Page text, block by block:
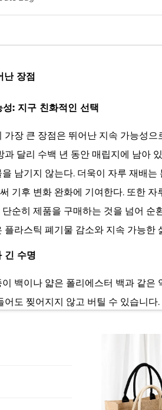
난 장점
: 지구 친화적인 선택
가장 큰 장점은 뛰어난 지속 가능성
과 달리 수백 년 동안 매립지에 남아
남기지 않는다. 더욱이 자루 재배
기후 변화 완화에 기여한다. 또한
순히 제품을 구매하는 것을 넘어
플라스틱 폐기물 감소와 지속 가능한
긴 수명
백이나 얇은 폴리에스터 백과 같
어도 찢어지지 않고 버틸 수 있습니
특하고 소박한 질감을 형성할 수 있